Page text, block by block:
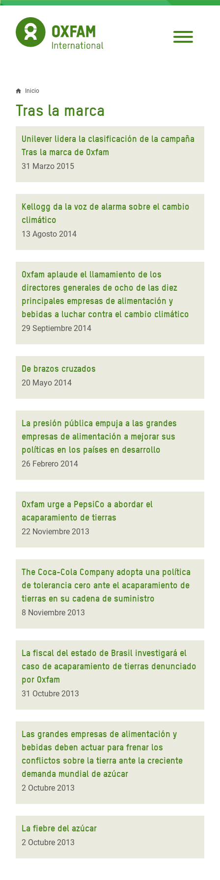
Pasar
contenido
principal
Sobrescribir
enlaces
de
ayuda
la
navegación
Inicio
Tras la marca
Unilever lidera la clasificación de la campaña
Tras la marca de Oxfam
31 Marzo 2015
Kellogg da la voz de alarma sobre el cambio
climático
13 Agosto 2014
Oxfam aplaude el llamamiento de los
directores generales de ocho de las diez
principales empresas de alimentación y
bebidas a luchar contra el cambio climático
29 Septiembre 2014
De brazos cruzados
20 Mayo 2014
La presión pública empuja a las grandes
empresas de alimentación a mejorar sus
políticas en los países en desarrollo
26 Febrero 2014
Oxfam urge a PepsiCo a abordar el
acaparamiento de tierras
22 Noviembre 2013
The Coca-Cola Company adopta una política
de tolerancia cero ante el acaparamiento de
tierras en su cadena de suministro
8 Noviembre 2013
La fiscal del estado de Brasil investigará el
caso de acaparamiento de tierras denunciado
por Oxfam
31 Octubre 2013
Las grandes empresas de alimentación y
bebidas deben actuar para frenar los
conflictos sobre la tierra ante la creciente
demanda mundial de azúcar
2 Octubre 2013
La fiebre del azúcar
2 Octubre 2013